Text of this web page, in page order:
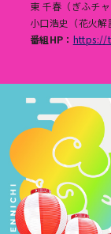
東 千春（ぎふチ
小口浩史（花火解
番組HP： https://